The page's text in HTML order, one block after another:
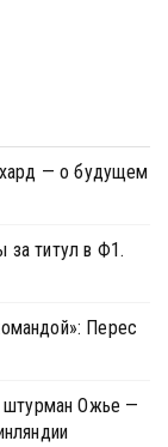
— о будущем
за титул в Ф1.
Перес
штурман Ожье —